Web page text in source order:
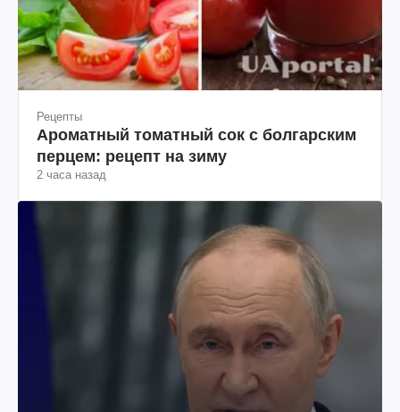
Рецепты
Ароматный томатный сок с болгарским
перцем: рецепт на зиму
2 часа назад